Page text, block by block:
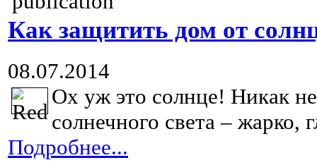
Как защитить дом от
08.07.2014
Ох уж это солнце! Никак
солнечного света – жарко,
Подробнее...